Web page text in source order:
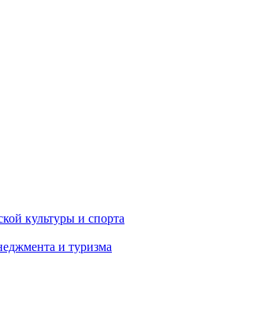
культуры и спорта
и туризма